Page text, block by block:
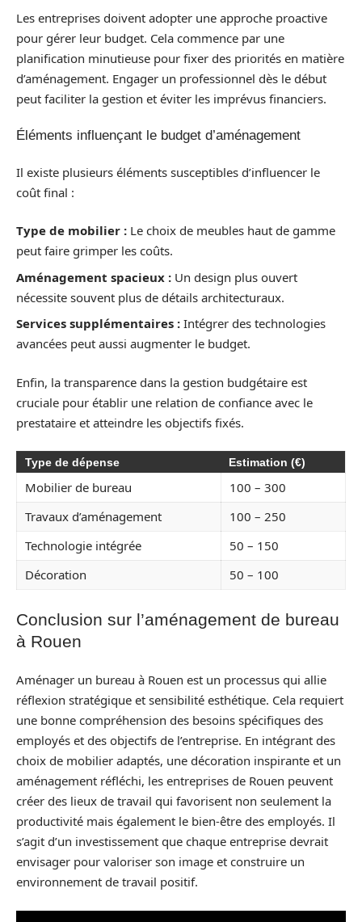
Les entreprises doivent adopter une approche proactive
pour gérer leur budget. Cela commence par une
planification minutieuse pour fixer des priorités en matière
d’aménagement. Engager un professionnel dès le début
peut faciliter la gestion et éviter les imprévus financiers.
Éléments influençant le budget d’aménagement
Il existe plusieurs éléments susceptibles d’influencer le
coût final :
Type de mobilier : Le choix de meubles haut de gamme
peut faire grimper les coûts.
Aménagement spacieux : Un design plus ouvert
nécessite souvent plus de détails architecturaux.
Services supplémentaires : Intégrer des technologies
avancées peut aussi augmenter le budget.
Enfin, la transparence dans la gestion budgétaire est
cruciale pour établir une relation de confiance avec le
prestataire et atteindre les objectifs fixés.
Type de dépense Estimation (€)
Mobilier de bureau
100 – 300
Travaux d’aménagement
100 – 250
Technologie intégrée
50 – 150
Décoration
50 – 100
Conclusion sur l’aménagement de bureau
à Rouen
Aménager un bureau à Rouen est un processus qui allie
réflexion stratégique et sensibilité esthétique. Cela requiert
une bonne compréhension des besoins spécifiques des
employés et des objectifs de l’entreprise. En intégrant des
choix de mobilier adaptés, une décoration inspirante et un
aménagement réfléchi, les entreprises de Rouen peuvent
créer des lieux de travail qui favorisent non seulement la
productivité mais également le bien-être des employés. Il
s’agit d’un investissement que chaque entreprise devrait
envisager pour valoriser son image et construire un
environnement de travail positif.